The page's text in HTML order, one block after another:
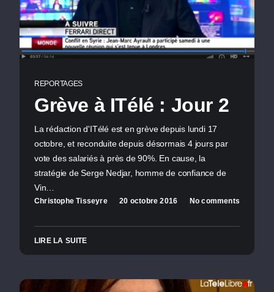
REPORTAGES
Grève à ITélé : Jour 2
La rédaction d'ITélé est en grève depuis lundi 17
octobre, et reconduite depuis désormais 4 jours par
vote des salariés à près de 90%. En cause, la
stratégie de Serge Nedjar, homme de confiance de
Vin…
Christophe Tisseyre 20 octobre 2016 No comments
LIRE LA SUITE